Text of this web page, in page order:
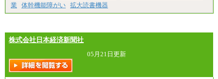
エリアサポート職 月給188,000円
■（株）JTBグローバルマーケティング＆トラベル
訪日事業職 月給202,000～227,000円＋地域間調整
給
※詳細はJTBキャリアサイトよりご確認ください。
業
体幹機能障がい 拡大読書機器
株式会社日本経済新聞社
05月21日更新